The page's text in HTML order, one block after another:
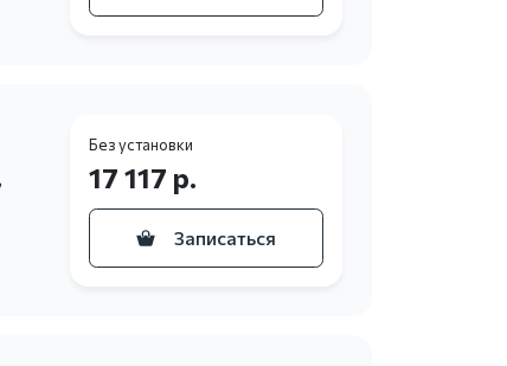
Без установки
17 117 р.
Записаться